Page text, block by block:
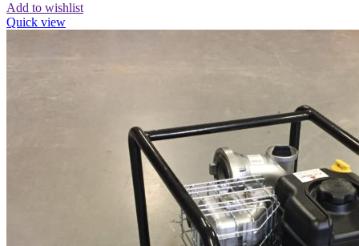
Add to wishlist
Quick view